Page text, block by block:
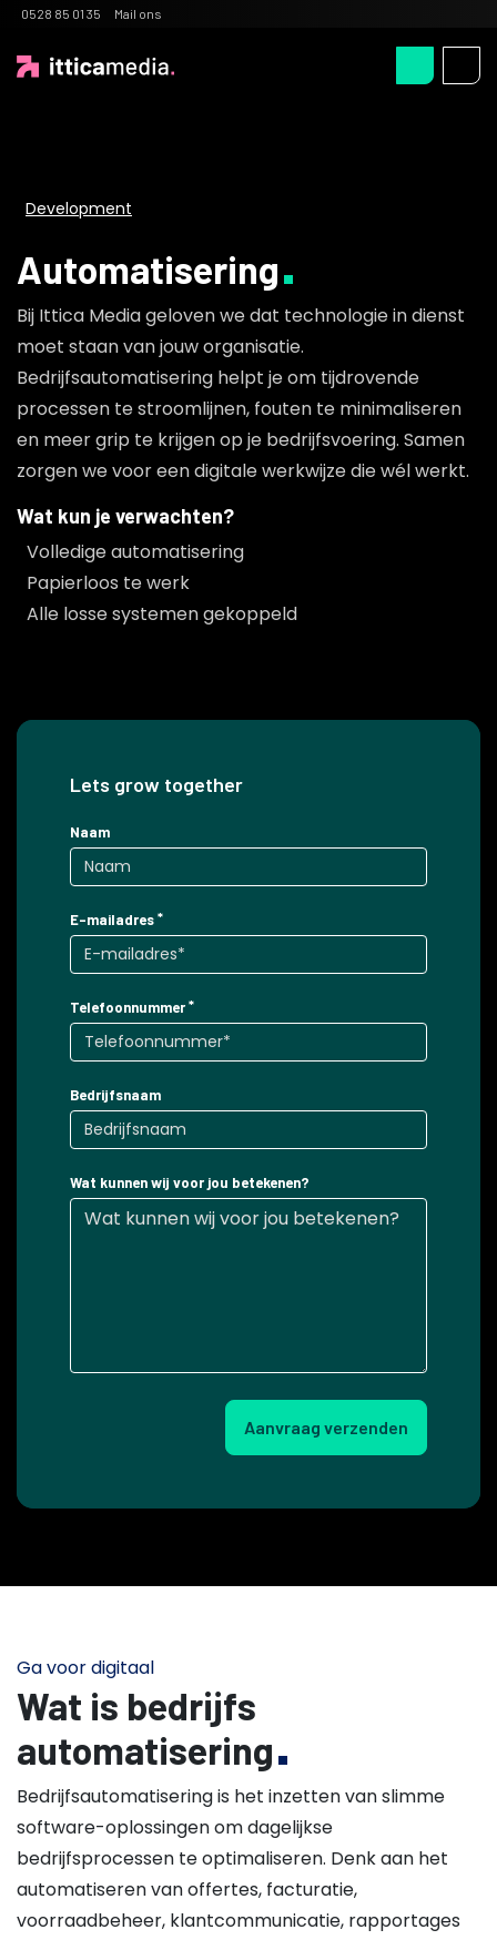
0528 85 01 35 Mail ons
Development
Automatisering
Bij Ittica Media geloven we dat technologie in dienst
moet staan van jouw organisatie.
Bedrijfsautomatisering helpt je om tijdrovende
processen te stroomlijnen, fouten te minimaliseren
en meer grip te krijgen op je bedrijfsvoering. Samen
zorgen we voor een digitale werkwijze die wél werkt.
Wat kun je verwachten?
Volledige automatisering
Papierloos te werk
Alle losse systemen gekoppeld
Lets grow together
Naam
E-mailadres
Telefoonnummer
Bedrijfsnaam
Wat kunnen wij voor jou betekenen?
Aanvraag verzenden
Ga voor digitaal
Wat is bedrijfs
automatisering
Bedrijfsautomatisering is het inzetten van slimme
software-oplossingen om dagelijkse
bedrijfsprocessen te optimaliseren. Denk aan het
automatiseren van offertes, facturatie,
voorraadbeheer, klantcommunicatie, rapportages